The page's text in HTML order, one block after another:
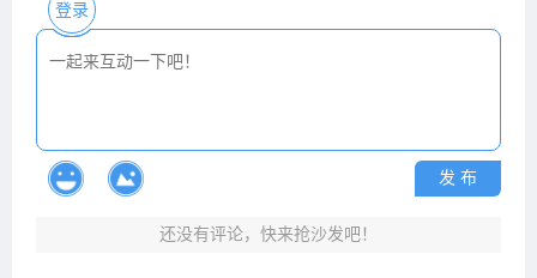
登录
发 布
还没有评论，快来抢沙发吧！